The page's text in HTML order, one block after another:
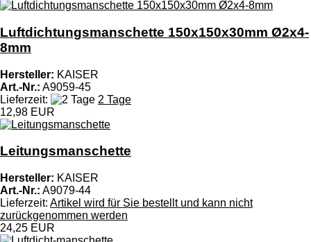
Luftdichtungsmanschette 150x150x30mm Ø2x4-
8mm
Hersteller: KAISER
Art.-Nr.: A9059-45
Lieferzeit:
2 Tage
12,98 EUR
Leitungsmanschette
Hersteller: KAISER
Art.-Nr.: A9079-44
Lieferzeit: Artikel wird für Sie bestellt und kann nicht
zurückgenommen werden
24,25 EUR